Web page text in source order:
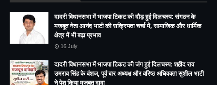
दादरी विधानसभा में भाजपा टिकट की दौड़ हुई दिलचस्प: संगठन के
मजबूत नेता आनंद भाटी की सक्रियता चर्चा में, सामाजिक और धार्मिक
क्षेत्र में भी बढ़ा प्रभाव
16 July
दादरी विधानसभा में भाजपा टिकट की जंग हुई दिलचस्प: शहीद राव
उमराव सिंह के वंशज, पूर्व बार अध्यक्ष और वरिष्ठ अधिवक्ता सुशील भाटी
ने पेश किया मजबूत दावा